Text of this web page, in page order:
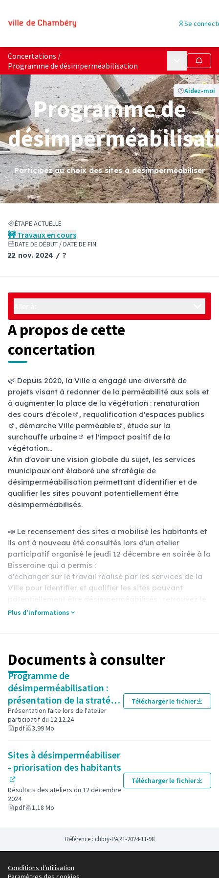
Se
Concertations /
Programme de désimperméabilisation
Menu Suivre
Aidez-moi
Programme de
Participez au choix des sites à désimperméabiliser
ÉTAPE ACTUELLE
🚧 Travaux en cours
DATE DE DÉBUT / DATE DE FIN
22 nov. 2024 / ?
A propos de cette
concertation
🌿 Depuis 2020, la Ville a engagé une diversité de
projets visant à redonner de la perméabilité aux sols et
à augmenter la place de la végétation : renaturation
des cours d'école
(S'ouvre dans un nouvel onglet)
, requalification d'espaces publics
(S'ouvre dans un nouvel onglet)
, démarcheVille perméable
(Lien externe)
, étude sur la
surchauffe urbaine
et l'impact positif de la
végétation...
Afin d'avoir une vision globale du sujet, les services
municipaux ont élaboré une stratégie de
désimperméabilisation permettant d'identifier et de
qualifier les sites pouvant potentiellement être
désimperméabilisés.
📣 Le recensement des sites a mobilisé les habitants et
ils ont à nouveau été consultés lors d'un atelier
participatif organisé le jeudi 12 décembre en soirée à la
Bisseraine qui a permis :
d'échanger sur le travail réalisé par les services de la
Ville pour identifier et qualifier les sites pouvant
support de présentation 👉️
des ateliers 👉️ ici
(S'ouvre dans un nouvel onglet)
🗓️ Suite à cet atelier, d'autres rencontres seront
programmées au printemps pour présenter les projets
retenus sur la base des propositions citoyennes et,
selon les possibilités, envisager la réalisation de
certains travaux sous un format de chantiers
participatifs.
programme de désimperméabilisation engagé à
Chambéry, vous pouvez consulter
site de la Ville chambery.fr
(Lien externe)
Plus d'informations
Documents à consulter
Programme de
désimperméabilisation :
présentation de la stratégie
de la Ville de Chambéry
Présentation faite lors de l'atelier
participatif du 12.12.24
pdf
3,99 Mo
Télécharger le fichier
Sites à désimperméabiliser
- priorisation des habitants
(Lien externe)
Résultats des ateliers du 12 décembre
2024
pdf
1,18 Mo
Télécharger le fichier
Référence : chbry-PART-2024-11-98
Conditions d'utilisation